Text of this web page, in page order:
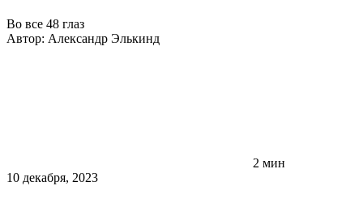
Во все 48 глаз
Автор: Александр Элькинд
2 мин
10 декабря, 2023